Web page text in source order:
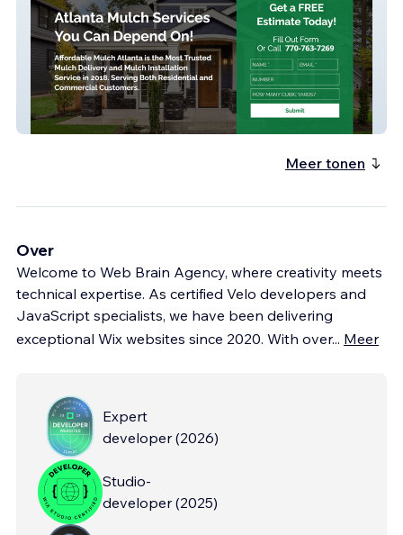
new-affordable-site
Meer tonen
Over
Welcome to Web Brain Agency, where creativity meets
technical expertise. As certified Velo developers and
JavaScript specialists, we have been delivering
exceptional Wix websites since 2020. With over... Meer
Expert
developer (2026)
Studio-
developer (2025)